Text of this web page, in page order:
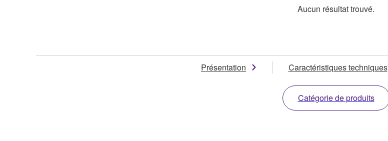
Aucun résultat trouvé.
Présentation Caractéristiques techniques
Catégorie de produits